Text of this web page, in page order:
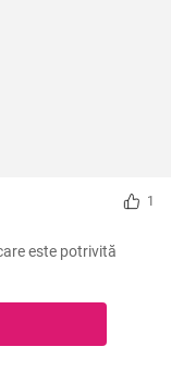
1
este potrivită